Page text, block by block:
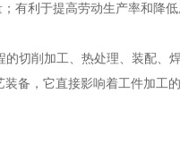
有利于提高劳动生产率和降
切削加工、热处理、装配、
备，它直接影响着工件加工